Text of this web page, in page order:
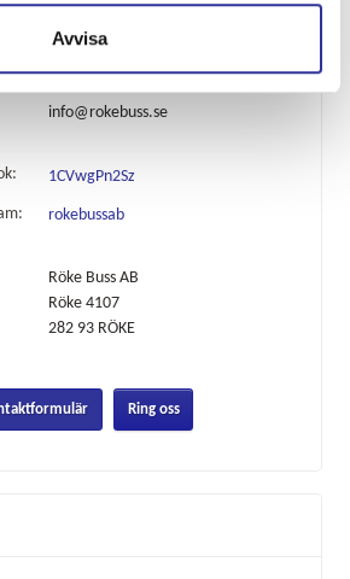
Avvisa
0451-402 24
info@rokebuss.se
1CVwgPn2Sz
rokebussab
Röke Buss AB
Röke 4107
282 93 RÖKE
Ring oss